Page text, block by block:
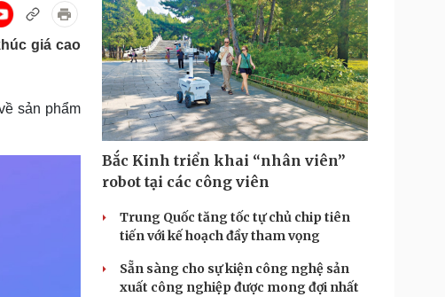
Doanh nghiệp
Thông tin doanh nghiệp
Doanh nghiệp 24h
Doanh nhân
Vì cộng đồng
Công nghệ
Sành điệu
Tin Công nghệ
Trải nghiệm
Chuyển đổi số
Podcast
Câu chuyện thời sự
Đọc truyện đêm khuya
Cửa sổ tình yêu
Hạt giống tâm hồn
giá cao
sản phẩm
Bắc Kinh triển khai “nhân viên”
robot tại các công viên
Trung Quốc tăng tốc tự chủ chip tiên
tiến với kế hoạch đầy tham vọng
Sẵn sàng cho sự kiện công nghệ sản
xuất công nghiệp được mong đợi nhất